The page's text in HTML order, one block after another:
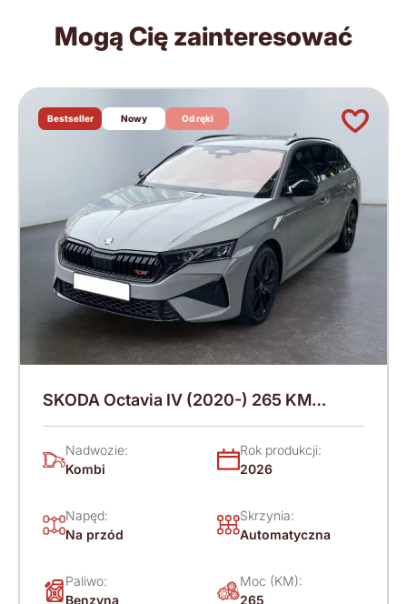
Mogą Cię zainteresować
Bestseller Nowy Od ręki
SKODA Octavia IV (2020-) 265 KM
(2026)
Nadwozie:
Kombi
Rok produkcji:
2026
Napęd:
Na przód
Skrzynia:
Automatyczna
Paliwo:
Benzyna
Moc (KM):
265